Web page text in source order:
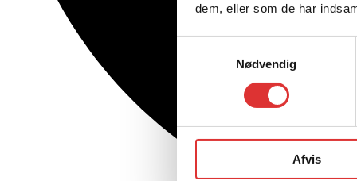
dem, eller som de har
Nødvendig
Afvis